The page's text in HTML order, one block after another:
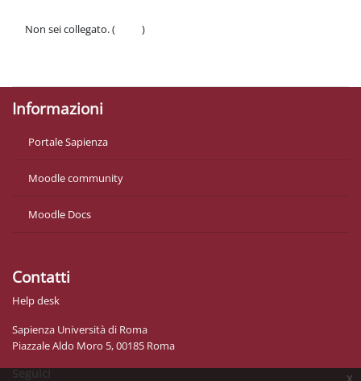
x
Non sei collegato. (
)
Informazioni
Portale Sapienza
Moodle community
Moodle Docs
Contatti
Help desk
Sapienza Università di Roma
Piazzale Aldo Moro 5, 00185 Roma
Seguici